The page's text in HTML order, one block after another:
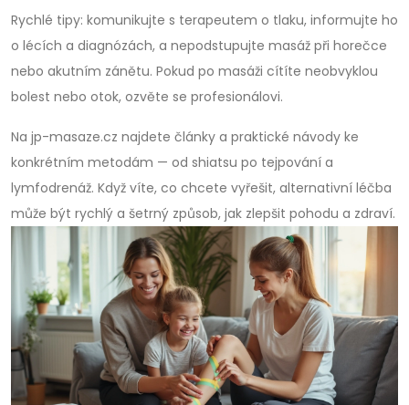
Rychlé tipy: komunikujte s terapeutem o tlaku, informujte ho
o lécích a diagnózách, a nepodstupujte masáž při horečce
nebo akutním zánětu. Pokud po masáži cítíte neobvyklou
bolest nebo otok, ozvěte se profesionálovi.
Na jp-masaze.cz najdete články a praktické návody ke
konkrétním metodám — od shiatsu po tejpování a
lymfodrenáž. Když víte, co chcete vyřešit, alternativní léčba
může být rychlý a šetrný způsob, jak zlepšit pohodu a zdraví.